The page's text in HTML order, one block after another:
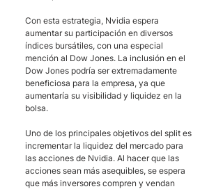
Con esta estrategia, Nvidia espera
aumentar su participación en diversos
índices bursátiles, con una especial
mención al Dow Jones. La inclusión en el
Dow Jones podría ser extremadamente
beneficiosa para la empresa, ya que
aumentaría su visibilidad y liquidez en la
bolsa.
Uno de los principales objetivos del split es
incrementar la liquidez del mercado para
las acciones de Nvidia. Al hacer que las
acciones sean más asequibles, se espera
que más inversores compren y vendan